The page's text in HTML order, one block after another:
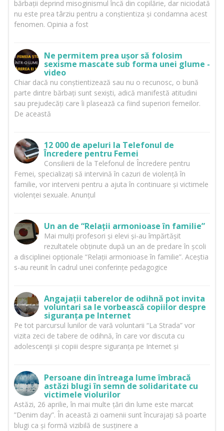
bărbații deprind misoginismul încă din copilărie, dar niciodată
nu este prea târziu pentru a conștientiza și condamna acest
fenomen. Opinia a fost
Ne permitem prea ușor să folosim
sexisme mascate sub forma unei glume -
video
Chiar dacă nu conștientizează sau nu o recunosc, o bună
parte dintre bărbați sunt sexiști, adică manifestă atitudini
sau prejudecăți care îi plasează ca fiind superiori femeilor.
De această
12 000 de apeluri la Telefonul de
Încredere pentru Femei
Consilierii de la Telefonul de Încredere pentru
Femei, specializați să intervină în cazuri de violență în
familie, vor interveni pentru a ajuta în continuare și victimele
violenței sexuale. Anunțul
Un an de “Relații armonioase în familie”
Mai mulți profesori și elevi și-au împărtășit
rezultatele obținute după un an de predare în școli
a disciplinei opționale “Relații armonioase în familie”. Aceștia
s-au reunit în cadrul unei conferințe pedagogice
Angajații taberelor de odihnă pot invita
voluntari sa le vorbească copiilor despre
siguranța pe Internet
Pe tot parcursul lunilor de vară voluntarii “La Strada” vor
vizita zeci de tabere de odihnă, în care vor discuta cu
adolescenţii și copiii despre siguranța pe Internet și
Persoane din întreaga lume îmbracă
astăzi blugi în semn de solidaritate cu
victimele violurilor
Astăzi, 26 aprilie, în mai multe țări din lume este marcat
”Denim day”. În această zi oamenii sunt încurajați să poarte
blugi ca și formă vizibilă de susținere a